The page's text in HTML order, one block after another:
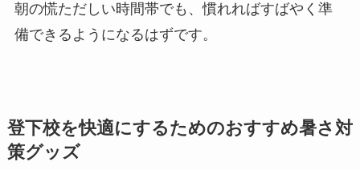
朝の慌ただしい時間帯でも、慣れればすばやく準
備できるようになるはずです。
登下校を快適にするためのおすすめ暑さ対
策グッズ